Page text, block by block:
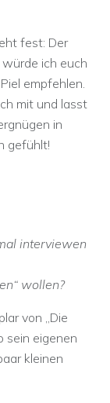
fest: Der
würde ich euch
empfehlen.
mit und lasst
in
gefühlt!
interviewen
wollen?
von „Die
sein eigenen
kleinen